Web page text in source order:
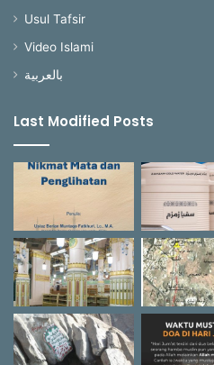
Usul Tafsir
Video Islami
بالعربية
Last Modified Posts